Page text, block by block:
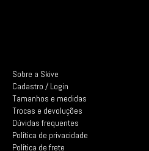
Sobre a Skive
Cadastro / Login
Tamanhos e medidas
Trocas e devoluções
Dúvidas frequentes
Política de privacidade
Política de frete